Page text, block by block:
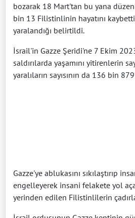
bozarak 18 Mart'tan bu yana
bin 13 Filistinlinin hayatını
yaralandığı belirtildi.
İsrail'in Gazze Şeridi'ne 7 Ekim
saldırılarda yaşamını yitirenlerin
yaralıların sayısının da 136 bin
Gazze'ye ablukasını sıkılaştırıp
engelleyerek insani felakete yol
yerinden edilen Filistinlilerin